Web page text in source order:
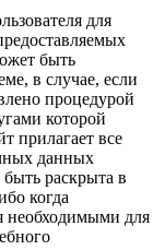
для
быть
в случае, если
процедурой
которой
прилагает все
данных
раскрыта в
когда
необходимыми для